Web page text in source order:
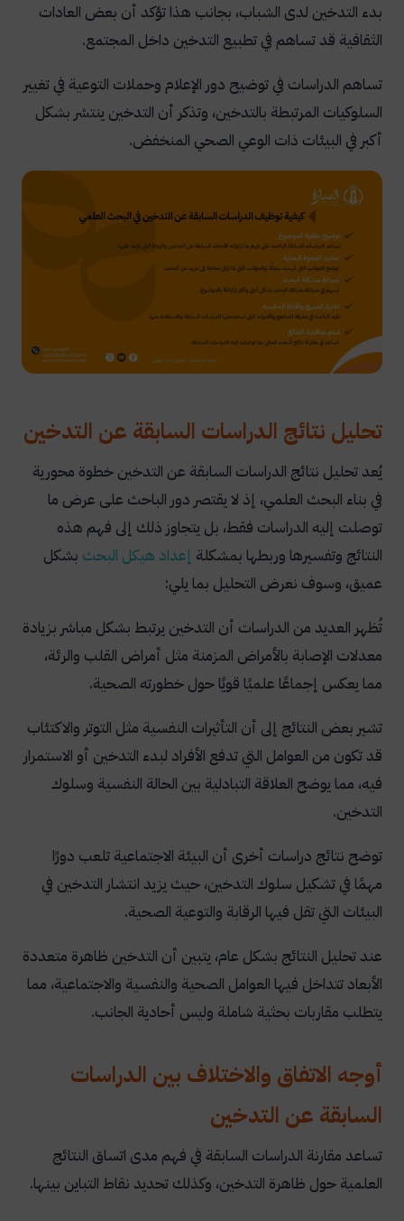
بدء التدخين لدى الشباب، بجانب هذا تؤكد أن بعض العادات
الثقافية قد تساهم في تطبيع التدخين داخل المجتمع.
تساهم الدراسات في توضيح دور الإعلام وحملات التوعية في تغيير
السلوكيات المرتبطة بالتدخين، وتذكر أن التدخين ينتشر بشكل
أكبر في البيئات ذات الوعي الصحي المنخفض.
تحليل نتائج الدراسات السابقة عن التدخين
يُعد تحليل نتائج الدراسات السابقة عن التدخين خطوة محورية
في بناء البحث العلمي، إذ لا يقتصر دور الباحث على عرض ما
توصلت إليه الدراسات فقط، بل يتجاوز ذلك إلى فهم هذه
النتائج وتفسيرها وربطها بمشكلة إعداد هيكل البحث بشكل
عميق، وسوف نعرض التحليل بما يلي:
تُظهر العديد من الدراسات أن التدخين يرتبط بشكل مباشر بزيادة
معدلات الإصابة بالأمراض المزمنة مثل أمراض القلب والرئة،
مما يعكس إجماعًا علميًا قويًا حول خطورته الصحية.
تشير بعض النتائج إلى أن التأثيرات النفسية مثل التوتر والاكتئاب
قد تكون من العوامل التي تدفع الأفراد لبدء التدخين أو الاستمرار
فيه، مما يوضح العلاقة التبادلية بين الحالة النفسية وسلوك
التدخين.
توضح نتائج دراسات أخرى أن البيئة الاجتماعية تلعب دورًا
مهمًا في تشكيل سلوك التدخين، حيث يزيد انتشار التدخين في
البيئات التي تقل فيها الرقابة والتوعية الصحية.
عند تحليل النتائج بشكل عام، يتبين أن التدخين ظاهرة متعددة
الأبعاد تتداخل فيها العوامل الصحية والنفسية والاجتماعية، مما
يتطلب مقاربات بحثية شاملة وليس أحادية الجانب.
أوجه الاتفاق والاختلاف بين الدراسات
السابقة عن التدخين
تساعد مقارنة الدراسات السابقة في فهم مدى اتساق النتائج
العلمية حول ظاهرة التدخين، وكذلك تحديد نقاط التباين بينها.